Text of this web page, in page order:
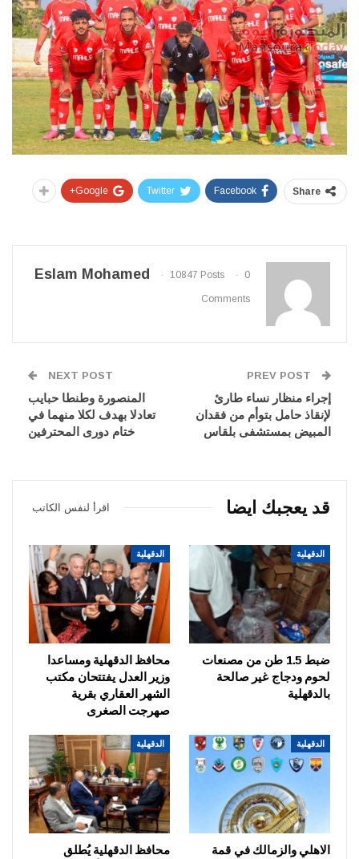
Share
Facebook
Twitter
Google+
Eslam Mohamed 10847 Posts 0
Comments
إجراء منظار نساء طارئ
لإنقاذ حامل بتوأم من فقدان
المبيض بمستشفى بلقاس
NEXT POST
المنصورة وطنطا حبايب
تعادلا بهدف لكلا منهما في
ختام دورى المحترفين
قد يعجبك ايضا اقرأ لنفس الكاتب
الدقهلية
ضبط 1.5 طن من مصنعات
لحوم ودجاج غير صالحة
بالدقهلية
الدقهلية
محافظ الدقهلية ومساعدا
وزير العدل يفتتحان مكتب
الشهر العقاري بقرية
صهرجت الصغرى
الدقهلية
الاهلي والزمالك في قمة
الدقهلية
محافظ الدقهلية يُطلق